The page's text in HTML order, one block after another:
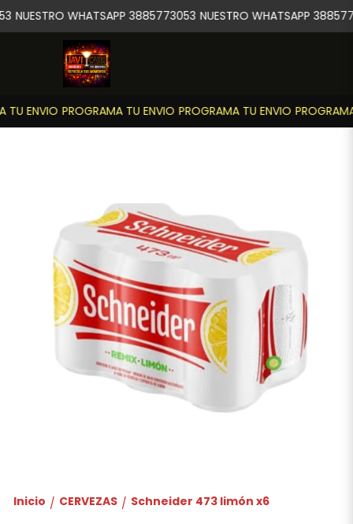
ENVIO PROGRAMA TU ENVIO PROGRAMA TU ENVIO
NUESTRO WHATSAPP 3885773053 NUESTRO WHATSAPP
Inicio / CERVEZAS / Schneider 473 limón x6